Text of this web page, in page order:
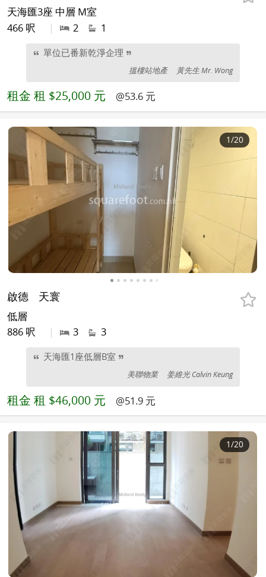
天海匯3座 中層 M室
466 呎
| 2 1
單位已番新乾淨企理
搵樓站地產 黃先生 Mr. Wong
租金 租 $25,000 元 @53.6 元
1/20
啟德 天寰
低層
886 呎
| 3 3
天海匯1座低層B室
美聯物業 姜維光 Calvin Keung
租金 租 $46,000 元 @51.9 元
1/20